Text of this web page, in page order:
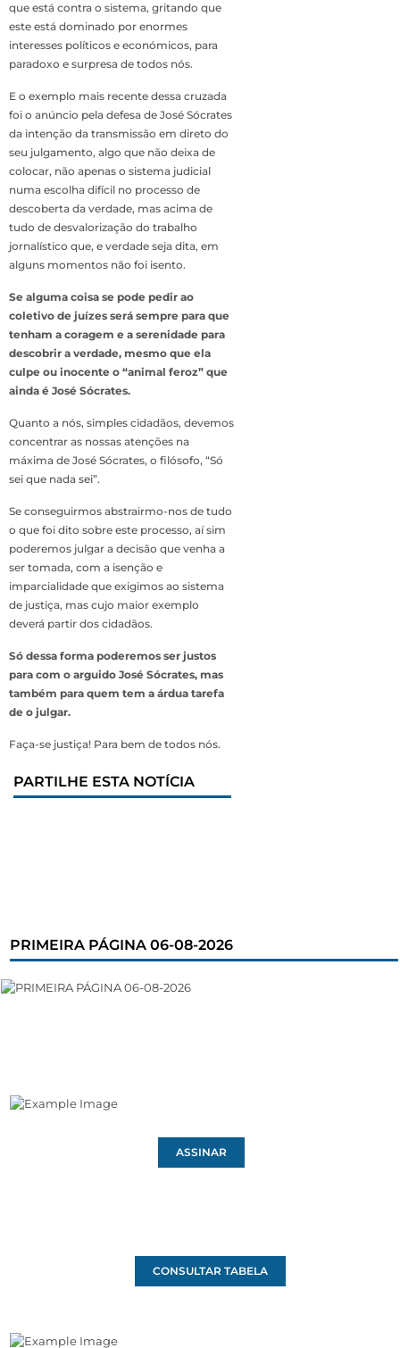
que está contra o sistema, gritando que
este está dominado por enormes
interesses políticos e económicos, para
paradoxo e surpresa de todos nós.
E o exemplo mais recente dessa cruzada
foi o anúncio pela defesa de José Sócrates
da intenção da transmissão em direto do
seu julgamento, algo que não deixa de
colocar, não apenas o sistema judicial
numa escolha difícil no processo de
descoberta da verdade, mas acima de
tudo de desvalorização do trabalho
jornalístico que, e verdade seja dita, em
alguns momentos não foi isento.
Se alguma coisa se pode pedir ao
coletivo de juízes será sempre para que
tenham a coragem e a serenidade para
descobrir a verdade, mesmo que ela
culpe ou inocente o “animal feroz” que
ainda é José Sócrates.
Quanto a nós, simples cidadãos, devemos
concentrar as nossas atenções na
máxima de José Sócrates, o filósofo, “Só
sei que nada sei”.
Se conseguirmos abstrairmo-nos de tudo
o que foi dito sobre este processo, aí sim
poderemos julgar a decisão que venha a
ser tomada, com a isenção e
imparcialidade que exigimos ao sistema
de justiça, mas cujo maior exemplo
deverá partir dos cidadãos.
Só dessa forma poderemos ser justos
para com o arguido José Sócrates, mas
também para quem tem a árdua tarefa
de o julgar.
Faça-se justiça! Para bem de todos nós.
PARTILHE ESTA NOTÍCIA
PRIMEIRA PÁGINA 06-08-2026
ASSINAR
CONSULTAR TABELA